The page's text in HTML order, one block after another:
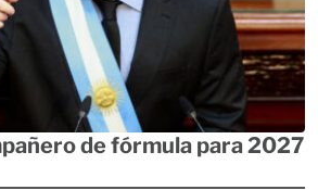
de fórmula para 2027